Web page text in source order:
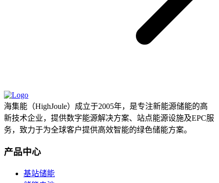
海集能（HighJoule）成立于2005年，是专注新能源储能的高
新技术企业，提供数字能源解决方案、站点能源设施及EPC服
务，致力于为全球客户提供高效智能的绿色储能方案。
产品中心
基站储能